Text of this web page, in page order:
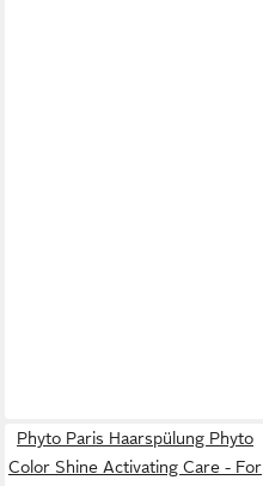
Phyto Paris Haarspülung Phyto
Color Shine Activating Care - For